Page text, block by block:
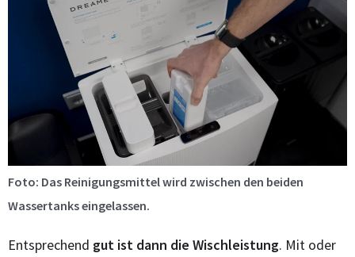
Foto: Das Reinigungsmittel wird zwischen den beiden
Wassertanks eingelassen.
Entsprechend gut ist dann die Wischleistung. Mit oder